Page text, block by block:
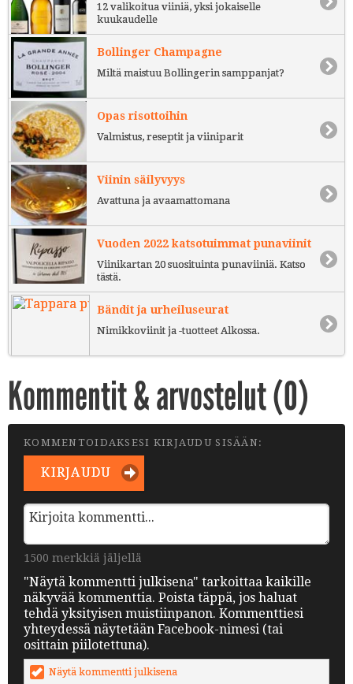
12 valikoitua viiniä, yksi jokaiselle
kuukaudelle
Bollinger Champagne
Miltä maistuu Bollingerin samppanjat?
Opas risottoihin
Valmistus, reseptit ja viiniparit
Viinin säilyvyys
Avattuna ja avaamattomana
Vuoden 2022 katsotuimmat punaviinit
Viinikartan 20 suosituinta punaviiniä. Katso
tästä.
Bändit ja urheiluseurat
Nimikkoviinit ja -tuotteet Alkossa.
Kommentit & arvostelut (0)
KOMMENTOIDAKSESI KIRJAUDU SISÄÄN:
KIRJAUDU
1500 merkkiä jäljellä
"Näytä kommentti julkisena" tarkoittaa kaikille
näkyvää kommenttia. Poista täppä, jos haluat
tehdä yksityisen muistiinpanon. Kommenttiesi
yhteydessä näytetään Facebook-nimesi (tai
osittain piilotettuna).
Näytä kommentti julkisena